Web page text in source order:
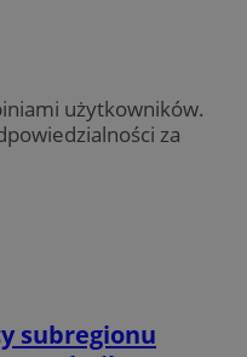
użytkowników.
za
subregionu